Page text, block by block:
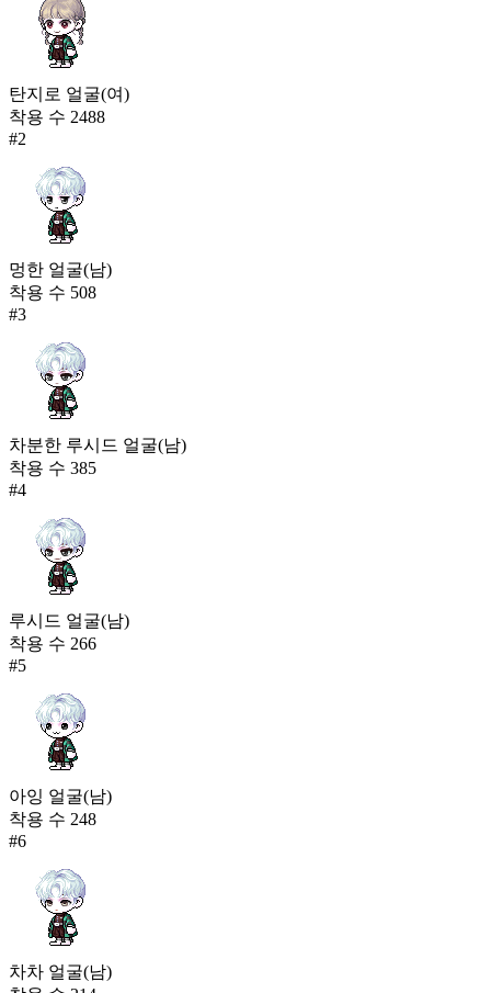
탄지로 얼굴(여)
착용 수 2488
#2
멍한 얼굴(남)
착용 수 508
#3
차분한 루시드 얼굴(남)
착용 수 385
#4
루시드 얼굴(남)
착용 수 266
#5
아잉 얼굴(남)
착용 수 248
#6
차차 얼굴(남)